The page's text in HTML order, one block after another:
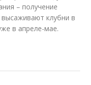
– получение
клубни в
в апреле-мае.